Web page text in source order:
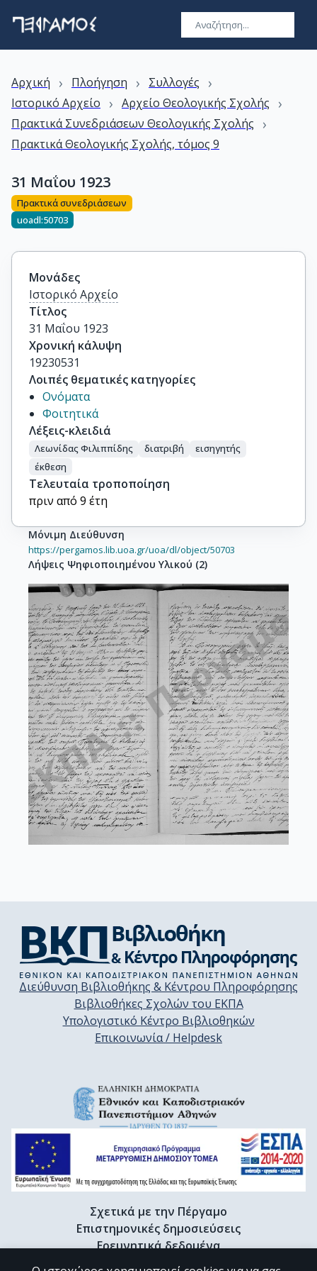
Αρχική › Πλοήγηση › Συλλογές ›
Ιστορικό Αρχείο › Αρχείο Θεολογικής Σχολής ›
Πρακτικά Συνεδριάσεων Θεολογικής Σχολής ›
Πρακτικά Θεολογικής Σχολής, τόμος 9
31 Μαΐου 1923
Πρακτικά συνεδριάσεων
uoadl:50703
Μονάδες
Ιστορικό Αρχείο
Τίτλος
31 Μαΐου 1923
Χρονική κάλυψη
19230531
Λοιπές θεματικές κατηγορίες
Ονόματα
Φοιτητικά
Λέξεις-κλειδιά
Λεωνίδας Φιλιππίδης διατριβή
εισηγητής
έκθεση
Τελευταία τροποποίηση
πριν από 9 έτη
Μόνιμη Διεύθυνση
https://pergamos.lib.uoa.gr/uoa/dl/object/50703
Λήψεις Ψηφιοποιημένου Υλικού (2)
Διεύθυνση Βιβλιοθήκης & Κέντρου Πληροφόρησης
Βιβλιοθήκες Σχολών του ΕΚΠΑ
Υπολογιστικό Κέντρο Βιβλιοθηκών
Επικοινωνία / Helpdesk
Σχετικά με την Πέργαμο
Επιστημονικές δημοσιεύσεις
Ερευνητικά δεδομένα
Διδακτορικές διατριβές & Γκρίζα βιβλιογραφία